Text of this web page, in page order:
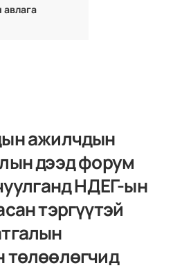
авлага
ажилчдын
дээд форум
НДЕГ-ын
тэргүүтэй
төлөөлөгчид